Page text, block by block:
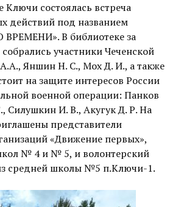
Ключи состоялась встреча
действий под названием
В библиотеке за
участники Чеченской
Яншин Н. С., Мох Д. И., а также
на защите интересов России
военной операции: Панков
Силушкин И. В., Акугук Д. Р. На
представители
«Движение первых»,
№ 4 и № 5, и волонтерский
средней школы №5 п.Ключи-1.